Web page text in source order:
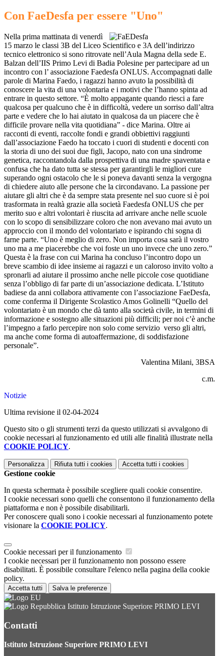
Con FaeDesfa per essere "Uno"
Nella prima mattinata di venerdì
15 marzo le classi 3B del Liceo Scientifico e 3A dell’indirizzo
tecnico elettronico si sono ritrovate nell’Aula Magna della sede E.
Balzan dell’IIS Primo Levi di Badia Polesine per partecipare ad un
incontro con l’ associazione Faedesfa ONLUS. Accompagnati dalle
parole di Marina Faedo, i ragazzi hanno avuto la possibilità di
conoscere la vita di una volontaria e i motivi che l’hanno spinta ad
entrare in questo settore. “È molto appagante quando riesci a fare
qualcosa per qualcuno che è in difficoltà, vedere un sorriso dall’altra
parte e vedere che lo hai aiutato in qualcosa da un piacere che è
difficile provare nella vita quotidiana” - dice Marina. Oltre ai
racconti di eventi, raccolte fondi e grandi obbiettivi raggiunti
dall’associazione Faedo ha toccato i cuori di studenti e docenti con
la storia di uno dei suoi due figli, Jacopo, nato con una sindrome
genetica, raccontandola dalla prospettiva di una madre spaventata e
confusa che ha dato tutta se stessa per garantirgli le migliori cure
superando ogni ostacolo che le si poneva davanti senza la vergogna
di chiedere aiuto alle persone che la circondavano. La passione per
aiutare gli altri che è da sempre stata presente nel suo cuore si è poi
trasformata in realtà grazie alla società Faedesfa ONLUS che per
merito suo e altri volontari è riuscita ad arrivare anche nelle scuole
con lo scopo di sensibilizzare coloro che non avevano mai avuto un
approccio con il mondo del volontariato e ispirando chi sogna di
farne parte. “Uno è meglio di zero. Non importa cosa sarà il vostro
uno ma a me piacerebbe che voi foste un uno invece che uno zero.”
Questa è la frase con cui Marina ha concluso l’incontro dopo un
breve scambio di idee insieme ai ragazzi e un caloroso invito volto a
spronarli ad aiutare il prossimo anche nelle piccole cose quotidiane
senza l’obbligo di far parte di un’associazione dedicata. L’Istituto
badiese da anni collabora attivamente con l’associazione FaeDesfa,
come conferma il Dirigente Scolastico Amos Golinelli “Quello del
volontariato è un mondo che dà tanto alla società civile, in termini di
informazione e sostegno alle situazioni più difficili; per noi c’è anche
l’impegno a farlo percepire non solo come servizio verso gli altri,
ma anche come forma di autoaffermazione, di soddisfazione
personale”.
Valentina Milani, 3BSA
c.m.
Notizie
Ultima revisione il 02-04-2024
Questo sito o gli strumenti terzi da questo utilizzati si avvalgono di
cookie necessari al funzionamento ed utili alle finalità illustrate nella
COOKIE POLICY.
Personalizza Rifiuta tutti i cookies Accetta tutti i cookies
Gestione cookie
In questa schermata è possibile scegliere quali cookie consentire.
I cookie necessari sono quelli che consentono il funzionamento della
piattaforma e non è possibile disabilitarli.
Per conoscere quali sono i cookie necessari al funzionamento potete
visionare la COOKIE POLICY.
Cookie necessari per il funzionamento
I cookie necessari per il funzionamento non possono essere
disabilitati. È possibile consultare l'elenco nella pagina della cookie
policy.
Accetta tutti Salva le preferenze
Istituto Istruzione Superiore PRIMO LEVI
Contatti
Istituto Istruzione Superiore PRIMO LEVI